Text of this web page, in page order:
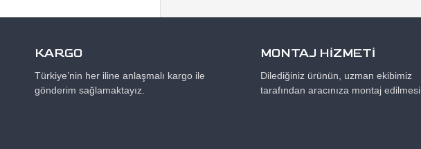
KARGO
Türkiye’nin her iline anlaşmalı kargo ile
gönderim sağlamaktayız.
MONTAJ HİZMETİ
Dilediğiniz ürünün, uzman ekibimiz
tarafından aracınıza montaj edilmesi.